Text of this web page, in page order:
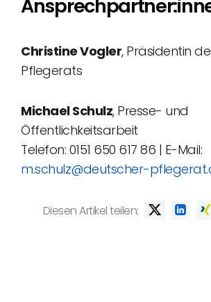
Christine Vogler, Präsidentin
Pflegerats
Michael Schulz, Presse- und
Öffentlichkeitsarbeit
Telefon: 0151 650 617 86 | E-Mail:
m.schulz@deutscher-
Diesen Artikel teilen: